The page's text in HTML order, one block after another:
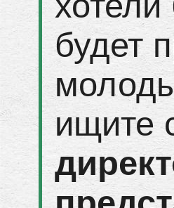
будет
ищите